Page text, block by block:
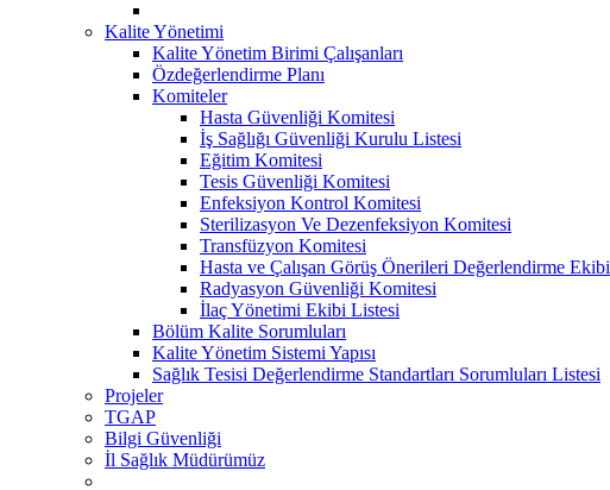
Kalite Yönetimi
Kalite Yönetim Birimi Çalışanları
Özdeğerlendirme Planı
Komiteler
Hasta Güvenliği Komitesi
İş Sağlığı Güvenliği Kurulu Listesi
Eğitim Komitesi
Tesis Güvenliği Komitesi
Enfeksiyon Kontrol Komitesi
Sterilizasyon Ve Dezenfeksiyon Komitesi
Transfüzyon Komitesi
Hasta ve Çalışan Görüş Önerileri Değerlendirme Ekibi
Radyasyon Güvenliği Komitesi
İlaç Yönetimi Ekibi Listesi
Bölüm Kalite Sorumluları
Kalite Yönetim Sistemi Yapısı
Sağlık Tesisi Değerlendirme Standartları Sorumluları Listesi
Projeler
TGAP
Bilgi Güvenliği
İl Sağlık Müdürümüz